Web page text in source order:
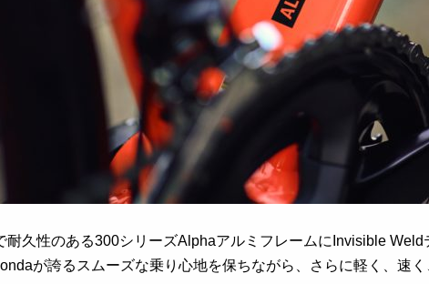
耐久性のある300シリーズAlphaアルミフレームにInvisible
が誇るスムーズな乗り心地を保ちながら、さらに軽く、速く